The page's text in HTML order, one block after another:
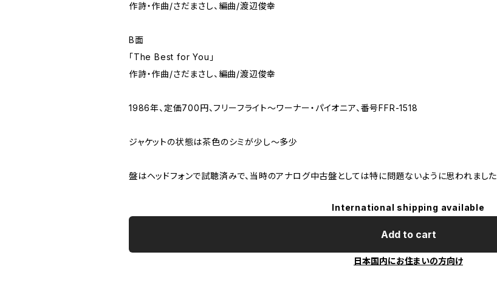
作詩・作曲/さだまさし、編曲/渡辺俊幸
B面
「The Best for You」
作詩・作曲/さだまさし、編曲/渡辺俊幸
1986年、定価700円、フリーフライト～ワーナー・パイオニア、番号FFR-1518
ジャケットの状態は茶色のシミが少し～多少
盤はヘッドフォンで試聴済みで、当時のアナログ中古盤としては特に問題ないように思われました
International shipping available
Add to cart
日本国内にお住まいの方向け